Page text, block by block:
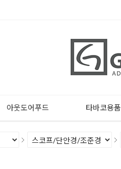
아웃도어푸드 타바코용품